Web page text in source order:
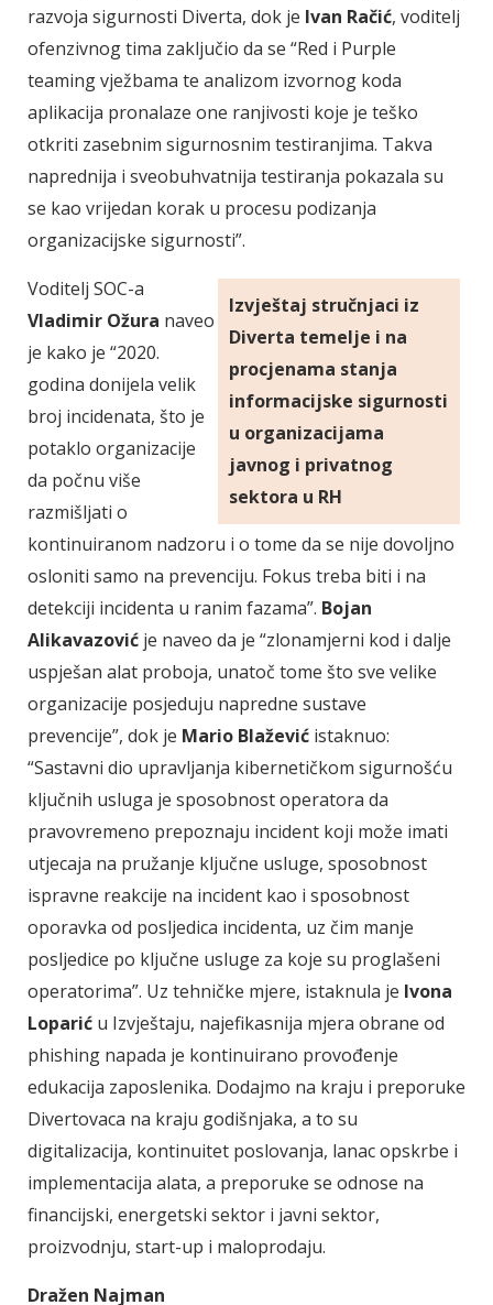
razvoja sigurnosti Diverta, dok je Ivan Račić, voditelj
ofenzivnog tima zaključio da se “Red i Purple
teaming vježbama te analizom izvornog koda
aplikacija pronalaze one ranjivosti koje je teško
otkriti zasebnim sigurnosnim testiranjima. Takva
naprednija i sveobuhvatnija testiranja pokazala su
se kao vrijedan korak u procesu podizanja
organizacijske sigurnosti”.
Izvještaj stručnjaci iz
Diverta temelje i na
procjenama stanja
informacijske sigurnosti
u organizacijama
javnog i privatnog
sektora u RH
Voditelj SOC-a
Vladimir Ožura naveo
je kako je “2020.
godina donijela velik
broj incidenata, što je
potaklo organizacije
da počnu više
razmišljati o
kontinuiranom nadzoru i o tome da se nije dovoljno
osloniti samo na prevenciju. Fokus treba biti i na
detekciji incidenta u ranim fazama”. Bojan
Alikavazović je naveo da je “zlonamjerni kod i dalje
uspješan alat proboja, unatoč tome što sve velike
organizacije posjeduju napredne sustave
prevencije”, dok je Mario Blažević istaknuo:
“Sastavni dio upravljanja kibernetičkom sigurnošću
ključnih usluga je sposobnost operatora da
pravovremeno prepoznaju incident koji može imati
utjecaja na pružanje ključne usluge, sposobnost
ispravne reakcije na incident kao i sposobnost
oporavka od posljedica incidenta, uz čim manje
posljedice po ključne usluge za koje su proglašeni
operatorima”. Uz tehničke mjere, istaknula je Ivona
Loparić u Izvještaju, najefikasnija mjera obrane od
phishing napada je kontinuirano provođenje
edukacija zaposlenika. Dodajmo na kraju i preporuke
Divertovaca na kraju godišnjaka, a to su
digitalizacija, kontinuitet poslovanja, lanac opskrbe i
implementacija alata, a preporuke se odnose na
financijski, energetski sektor i javni sektor,
proizvodnju, start-up i maloprodaju.
Dražen Najman